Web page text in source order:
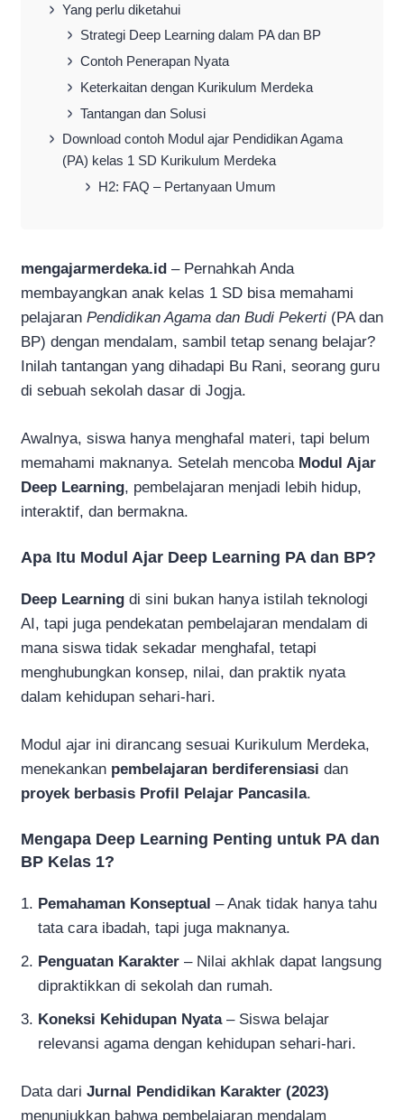
Yang perlu diketahui
Strategi Deep Learning dalam PA dan BP
Contoh Penerapan Nyata
Keterkaitan dengan Kurikulum Merdeka
Tantangan dan Solusi
Download contoh Modul ajar Pendidikan Agama
(PA) kelas 1 SD Kurikulum Merdeka
H2: FAQ – Pertanyaan Umum
mengajarmerdeka.id – Pernahkah Anda
membayangkan anak kelas 1 SD bisa memahami
pelajaran Pendidikan Agama dan Budi Pekerti (PA dan
BP) dengan mendalam, sambil tetap senang belajar?
Inilah tantangan yang dihadapi Bu Rani, seorang guru
di sebuah sekolah dasar di Jogja.
Awalnya, siswa hanya menghafal materi, tapi belum
memahami maknanya. Setelah mencoba Modul Ajar
Deep Learning, pembelajaran menjadi lebih hidup,
interaktif, dan bermakna.
Apa Itu Modul Ajar Deep Learning PA dan BP?
Deep Learning di sini bukan hanya istilah teknologi
AI, tapi juga pendekatan pembelajaran mendalam di
mana siswa tidak sekadar menghafal, tetapi
menghubungkan konsep, nilai, dan praktik nyata
dalam kehidupan sehari-hari.
Modul ajar ini dirancang sesuai Kurikulum Merdeka,
menekankan pembelajaran berdiferensiasi dan
proyek berbasis Profil Pelajar Pancasila.
Mengapa Deep Learning Penting untuk PA dan
BP Kelas 1?
Pemahaman Konseptual – Anak tidak hanya tahu
tata cara ibadah, tapi juga maknanya.
Penguatan Karakter – Nilai akhlak dapat langsung
dipraktikkan di sekolah dan rumah.
Koneksi Kehidupan Nyata– Siswa belajar
relevansi agama dengan kehidupan sehari-hari.
Data dari Jurnal Pendidikan Karakter (2023)
menunjukkan bahwa pembelajaran mendalam